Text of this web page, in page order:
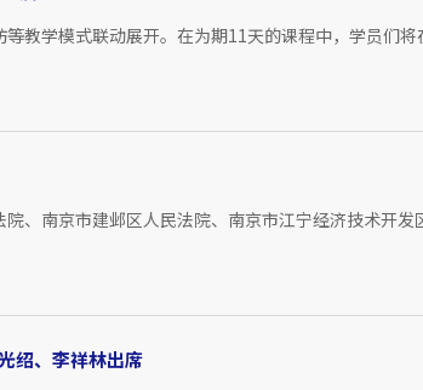
教学模式联动展开。在为期11天的课程中，学员们将
、南京市建邺区人民法院、南京市江宁经济技术开发
绍、李祥林出席